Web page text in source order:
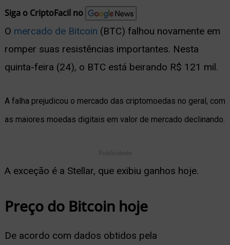
Siga o CriptoFacil no
O mercado de Bitcoin (BTC) falhou novamente em
romper suas resistências importantes. Nesta
quinta-feira (24), o BTC está beirando R$ 121 mil.
A falha prejudicou o mercado das criptomoedas no geral, com
as maiores moedas digitais em valor de mercado declinando.
Publicidade
A exceção é a Stellar, que exibiu ganhos hoje.
Preço do Bitcoin hoje
De acordo com dados obtidos pela